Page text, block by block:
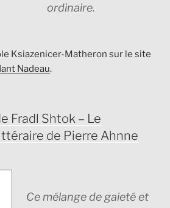
ordinaire.
Ksiazenicer-Matheron sur le site
Nadeau.
Fradl Shtok – Le
de Pierre Ahnne
Ce mélange de gaieté et